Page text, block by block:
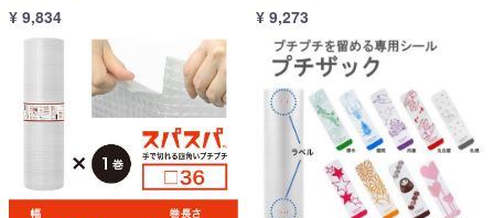
¥ 9,834
¥ 9,273